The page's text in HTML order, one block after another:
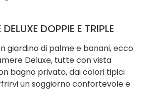
DOPPIE E TRIPLE
giardino di palme e banani, ecco
Deluxe, tutte con vista
bagno privato, dai colori tipici
un soggiorno confortevole e